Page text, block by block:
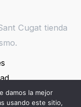
Cugat tienda
damos la mejor
usando este sitio,